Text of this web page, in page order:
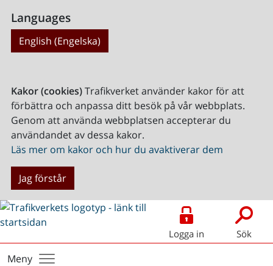
Languages
English (Engelska)
Kakor (cookies)Trafikverket använder kakor för att
förbättra och anpassa ditt besök på vår webbplats.
Genom att använda webbplatsen accepterar du
användandet av dessa kakor.
Läs mer om kakor och hur du avaktiverar dem
Jag förstår
Logga in Sök
Meny